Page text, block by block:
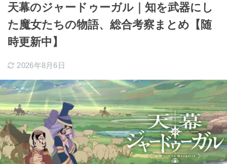
天幕のジャードゥーガル｜知を武器にし
た魔女たちの物語、総合考察まとめ【随
時更新中】
2026年8月6日